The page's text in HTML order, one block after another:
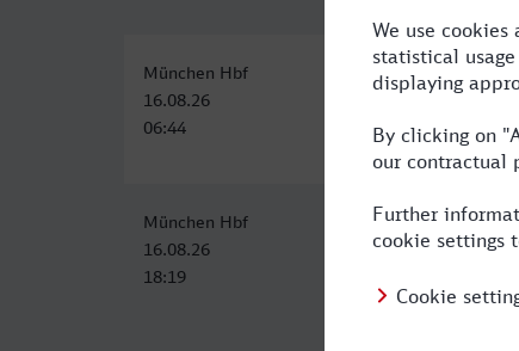
München Hbf
16.08.26
06:44
Troisdorf
16.08.26
11:41
München Hbf
16.08.26
18:19
Troisdorf
16.08.26